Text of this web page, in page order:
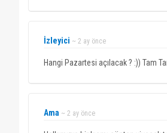
İzleyici ~ 2 ay önce
Hangi Pazartesi açılacak ? :)) Tam
Ama ~ 2 ay önce